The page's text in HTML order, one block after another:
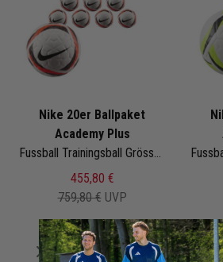
Nike 20er Ballpaket
Academy Plus
Fussball Trainingsball Grösse 5 | HV6261-100 | Fußbälle Set 20-teilig
455,80 €
759,80 € UVP
Details Merken